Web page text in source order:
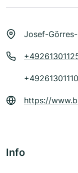
Josef-
https://
Info